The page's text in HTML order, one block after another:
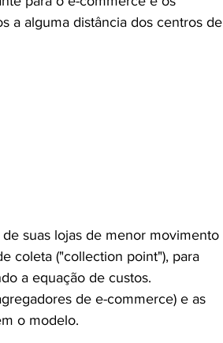
a alguma distância dos centros de
suas lojas de menor movimento
coleta ("collection point"), para
a equação de custos.
de e-commerce) e as
o modelo.